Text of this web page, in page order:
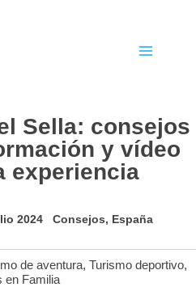
Sella: consejos
y vídeo
experiencia
2024 Consejos, España
de aventura, Turismo deportivo,
en Familia